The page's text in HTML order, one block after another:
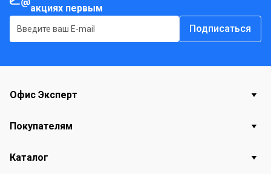
Подходит к диспенсеру:
Мини диспенсер для жидкого мыла Tork Elevation,
Мини диспенсер для жидкого мыла Tork Elevation,
акциях первым
Подписаться
Офис Эксперт
Покупателям
Каталог